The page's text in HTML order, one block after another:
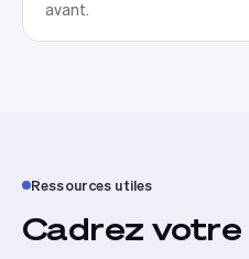
avant.
Ressources utiles
Cadrez votre